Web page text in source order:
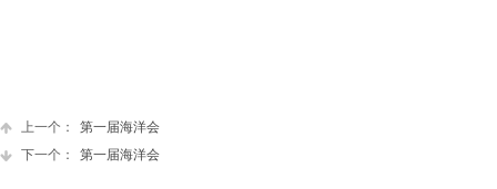
上一个：
第一届海洋会
下一个：
第一届海洋会